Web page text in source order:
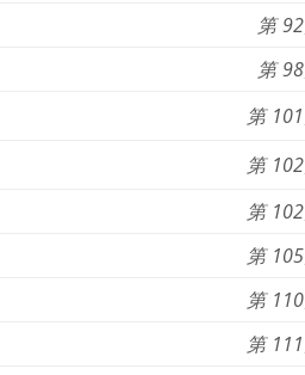
92
98
101
102
102
105
110
111